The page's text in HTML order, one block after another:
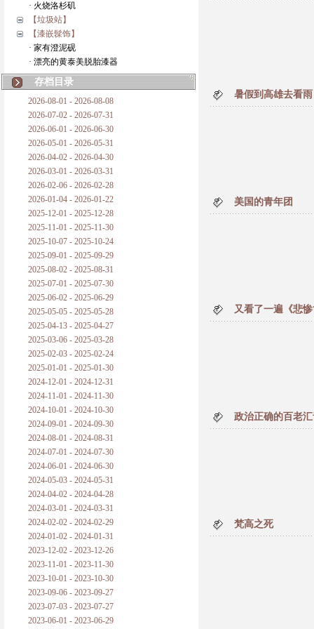
· 火烧洛杉矶
【垃圾站】
【漆嵌髹饰】
· 家有澄泥砚
· 漂亮的黄泰美脱胎漆器
存档目录
2026-08-01 - 2026-08-08
2026-07-02 - 2026-07-31
2026-06-01 - 2026-06-30
2026-05-01 - 2026-05-31
2026-04-02 - 2026-04-30
2026-03-01 - 2026-03-31
2026-02-06 - 2026-02-28
2026-01-04 - 2026-01-22
2025-12-01 - 2025-12-28
2025-11-01 - 2025-11-30
2025-10-07 - 2025-10-24
2025-09-01 - 2025-09-29
2025-08-02 - 2025-08-31
2025-07-01 - 2025-07-30
2025-06-02 - 2025-06-29
2025-05-05 - 2025-05-28
2025-04-13 - 2025-04-27
2025-03-06 - 2025-03-28
2025-02-03 - 2025-02-24
2025-01-01 - 2025-01-30
2024-12-01 - 2024-12-31
2024-11-01 - 2024-11-30
2024-10-01 - 2024-10-30
2024-09-01 - 2024-09-30
2024-08-01 - 2024-08-31
2024-07-01 - 2024-07-30
2024-06-01 - 2024-06-30
2024-05-03 - 2024-05-31
2024-04-02 - 2024-04-28
2024-03-01 - 2024-03-31
2024-02-02 - 2024-02-29
2024-01-02 - 2024-01-31
2023-12-02 - 2023-12-26
2023-11-01 - 2023-11-30
2023-10-01 - 2023-10-30
2023-09-06 - 2023-09-27
2023-07-03 - 2023-07-27
2023-06-01 - 2023-06-29
暑假到高雄去看雨
美国的青年团
又看了一遍《悲
政治正确的百老
梵高之死